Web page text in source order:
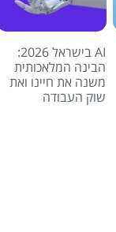
AI בישראל 2026:
הבינה המלאכותית
משנה את חיינו ואת
שוק העבודה